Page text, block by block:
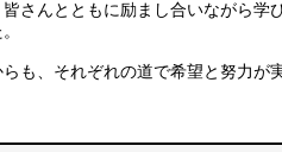
さんとともに励まし合いながら
らも、それぞれの道で希望と努力が